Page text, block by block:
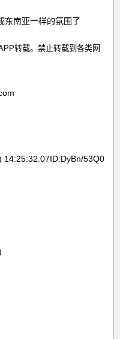
转载。禁止转载到各类网
14:25:32.07ID:DyBn/53Q0